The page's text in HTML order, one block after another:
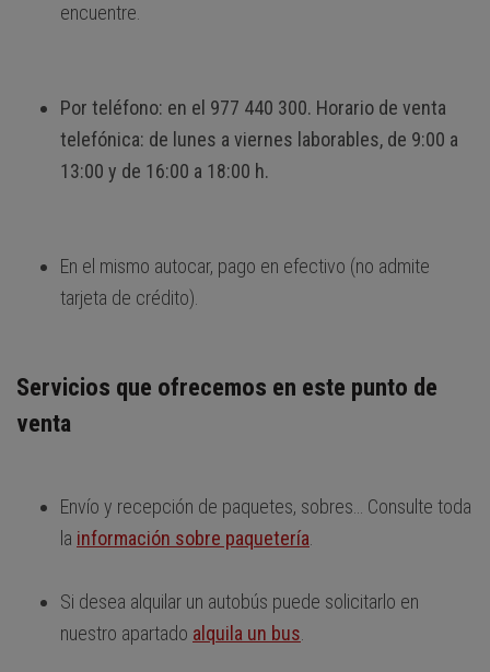
encuentre.
Por teléfono: en el 977 440 300. Horario de venta
telefónica: de lunes a viernes laborables, de 9:00 a
13:00 y de 16:00 a 18:00 h.
En el mismo autocar, pago en efectivo (no admite
tarjeta de crédito).
Servicios que ofrecemos en este punto de
venta
Envío y recepción de paquetes, sobres… Consulte toda
la información sobre paquetería
Si desea alquilar un autobús puede solicitarlo en
nuestro apartado alquila un bus